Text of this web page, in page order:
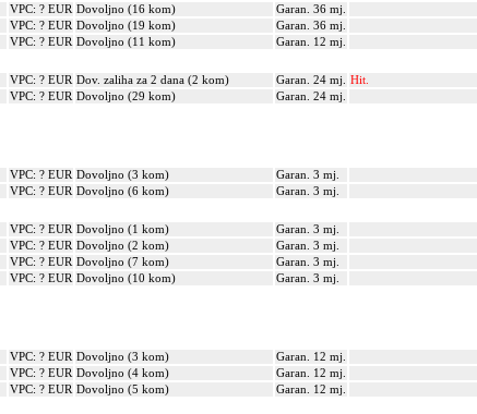
VPC: ? EUR Dovoljno (16 kom)
Garan. 36 mj.
VPC: ? EUR Dovoljno (19 kom)
Garan. 36 mj.
VPC: ? EUR Dovoljno (11 kom)
Garan. 12 mj.
VPC: ? EUR Dov. zaliha za 2 dana (2 kom) Garan. 24 mj.
Hit.
VPC: ? EUR Dovoljno (29 kom) Garan. 24 mj.
VPC: ? EUR Dovoljno (3 kom)
Garan. 3 mj.
VPC: ? EUR Dovoljno (6 kom)
Garan. 3 mj.
VPC: ? EUR Dovoljno (1 kom)
Garan. 3 mj.
VPC: ? EUR Dovoljno (2 kom)
Garan. 3 mj.
VPC: ? EUR Dovoljno (7 kom)
Garan. 3 mj.
VPC: ? EUR Dovoljno (10 kom) Garan. 3 mj.
VPC: ? EUR Dovoljno (3 kom)
Garan. 12 mj.
VPC: ? EUR Dovoljno (4 kom)
Garan. 12 mj.
VPC: ? EUR Dovoljno (5 kom) Garan. 12 mj.